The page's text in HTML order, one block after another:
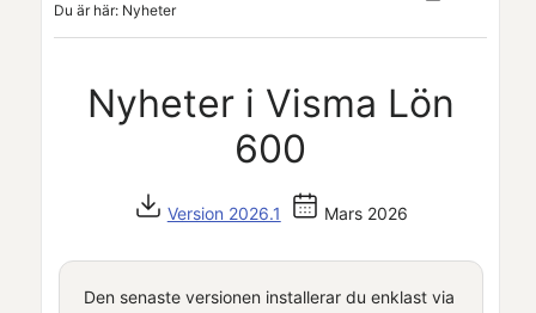
Du är här: Nyheter
Nyheter i Visma Lön
600
Version 2026.1 Mars 2026
Den senaste versionen installerar du enklast via